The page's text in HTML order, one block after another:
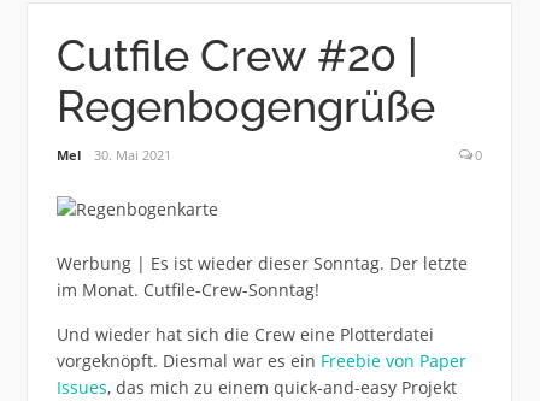
Cutfile Crew #20 |
Regenbogengrüße
Mel 30. Mai 2021 0
Werbung | Es ist wieder dieser Sonntag. Der letzte
im Monat. Cutfile-Crew-Sonntag!
Und wieder hat sich die Crew eine Plotterdatei
vorgeknöpft. Diesmal war es ein Freebie von Paper
Issues, das mich zu einem quick-and-easy Projekt